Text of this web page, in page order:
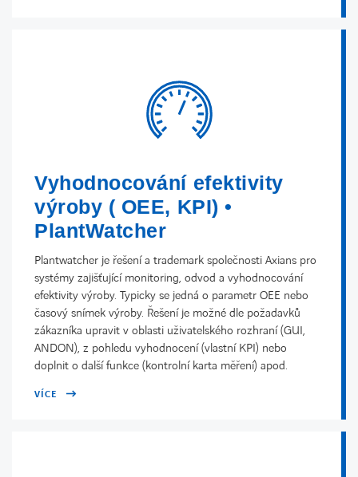
Vyhodnocování efektivity
výroby ( OEE, KPI) •
PlantWatcher
Plantwatcher je řešení a trademark společnosti Axians pro
systémy zajišťující monitoring, odvod a vyhodnocování
efektivity výroby. Typicky se jedná o parametr OEE nebo
časový snímek výroby. Řešení je možné dle požadavků
zákazníka upravit v oblasti uživatelského rozhraní (GUI,
ANDON), z pohledu vyhodnocení (vlastní KPI) nebo
doplnit o další funkce (kontrolní karta měření) apod.
VÍCE